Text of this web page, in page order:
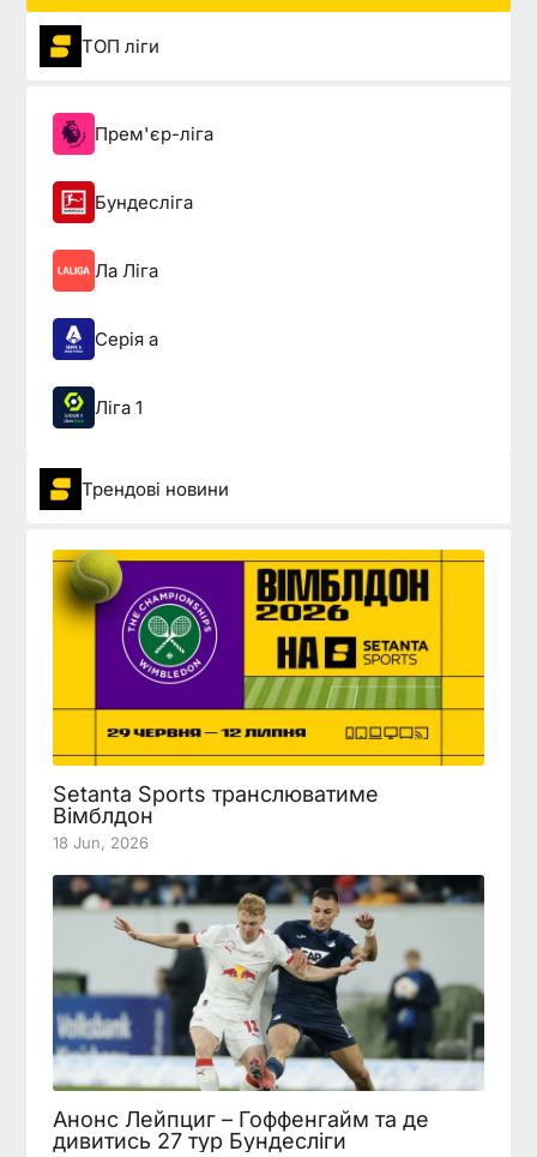
ТОП ліги
Прем'єр-ліга
Бундесліга
Ла Ліга
Серія а
Ліга 1
Трендові новини
Setanta Sports транслюватиме
Вімблдон
18 Jun, 2026
Анонс Лейпциг – Гоффенгайм та де
дивитись 27 тур Бундесліги